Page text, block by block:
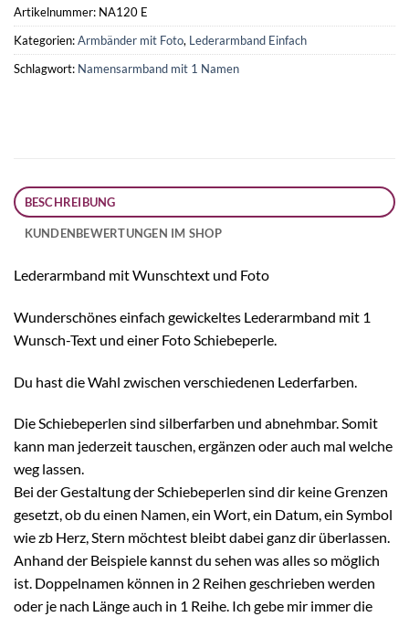
Artikelnummer: NA120 E
Kategorien:Armbänder mit Foto, Lederarmband Einfach
Schlagwort: Namensarmband mit 1 Namen
BESCHREIBUNG
KUNDENBEWERTUNGEN IM SHOP
Lederarmband mit Wunschtext und Foto
Wunderschönes einfach gewickeltes Lederarmband mit 1
Wunsch-Text und einer Foto Schiebeperle.
Du hast die Wahl zwischen verschiedenen Lederfarben.
Die Schiebeperlen sind silberfarben und abnehmbar. Somit
kann man jederzeit tauschen, ergänzen oder auch mal welche
weg lassen.
Bei der Gestaltung der Schiebeperlen sind dir keine Grenzen
gesetzt, ob du einen Namen, ein Wort, ein Datum, ein Symbol
wie zb Herz, Stern möchtest bleibt dabei ganz dir überlassen.
Anhand der Beispiele kannst du sehen was alles so möglich
ist. Doppelnamen können in 2 Reihen geschrieben werden
oder je nach Länge auch in 1 Reihe. Ich gebe mir immer die